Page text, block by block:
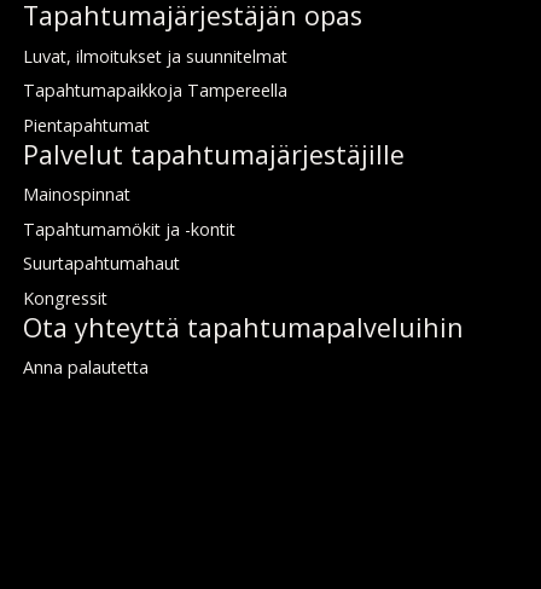
Ta­pah­tu­ma­jär­jes­tä­jän­ opas
Lu­vat, il­moi­tuk­set ja suun­ni­tel­mat
Ta­pah­tu­ma­paik­ko­ja Tam­pe­reel­la
Pien­ta­pah­tu­mat
Pal­ve­lut ta­pah­tu­ma­jär­jes­tä­jil­le
Mai­nos­pin­nat
Ta­pah­tu­ma­mö­kit ja -kon­tit
Suur­ta­pah­tu­ma­haut
Kongres­sit
Ota yh­teyt­tä ta­pah­tu­ma­pal­ve­lui­hin
An­na pa­lau­tet­ta